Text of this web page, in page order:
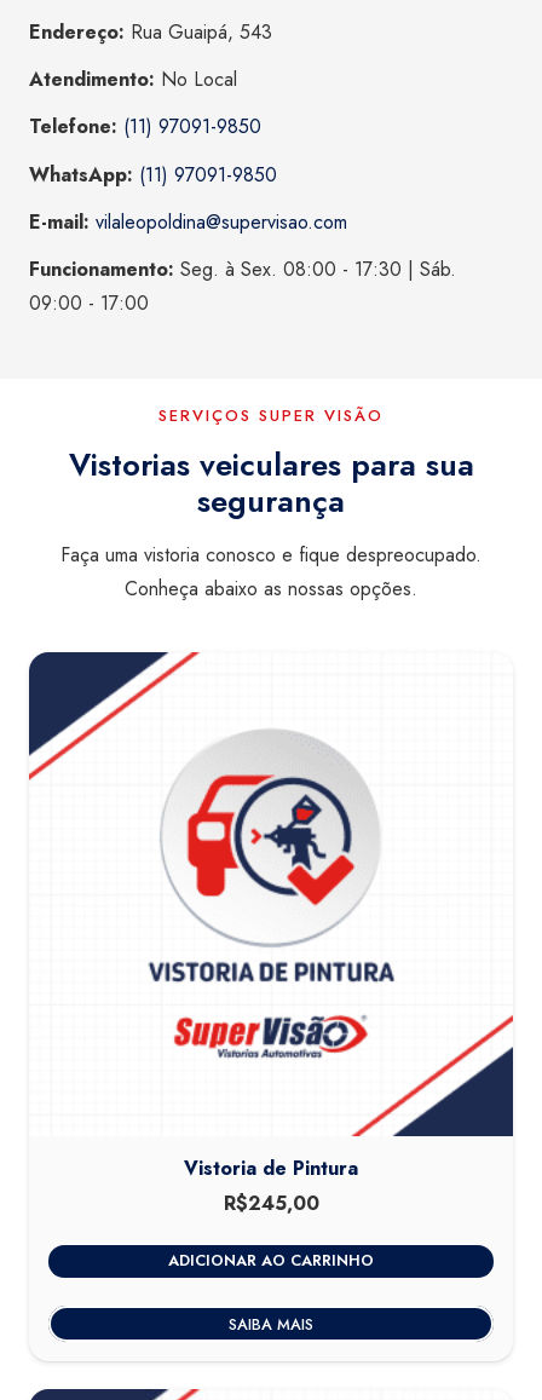
Endereço: Rua Guaipá, 543
Atendimento: No Local
Telefone: (11) 97091-9850
WhatsApp: (11) 97091-9850
E-mail: vilaleopoldina@supervisao.com
Funcionamento: Seg. à Sex. 08:00 - 17:30 | Sáb.
09:00 - 17:00
SERVIÇOS SUPER VISÃO
Vistorias veiculares para sua
segurança
Faça uma vistoria conosco e fique despreocupado.
Conheça abaixo as nossas opções.
Vistoria de Pintura
R$245,00
ADICIONAR AO CARRINHO
SAIBA MAIS